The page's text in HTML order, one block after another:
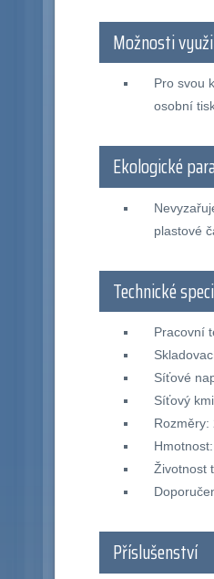
Možnosti
Pro svou
osobní
Ekologické
plastové
Technické
Pracovní
Síťové
Síťový
Rozměry:
Životnost
Příslušenství